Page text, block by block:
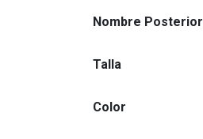
Nombre Posterior
Talla
Color